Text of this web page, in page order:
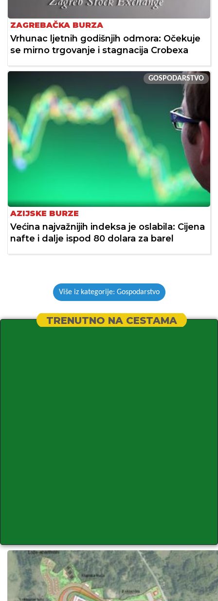
ZAGREBAČKA BURZA
Vrhunac ljetnih godišnjih odmora: Očekuje
se mirno trgovanje i stagnacija Crobexa
GOSPODARSTVO
AZIJSKE BURZE
Većina najvažnijih indeksa je oslabila: Cijena
nafte i dalje ispod 80 dolara za barel
Više iz kategorije: Gospodarstvo
TRENUTNO NA CESTAMA